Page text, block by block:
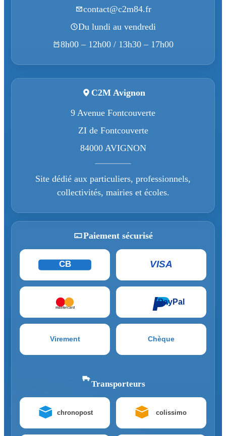
contact@c2m84.fr
Du lundi au vendredi
8h00 – 12h00 / 13h30 – 17h00
C2M Avignon
9 Avenue Fontcouverte
ZI de Fontcouverte
84000 AVIGNON
Site dédié aux particuliers, professionnels,
collectivités, mairies et écoles.
Paiement sécurisé
CB VISA
mastercard
PayPal
Virement Chèque
Transporteurs
chronopost colissimo